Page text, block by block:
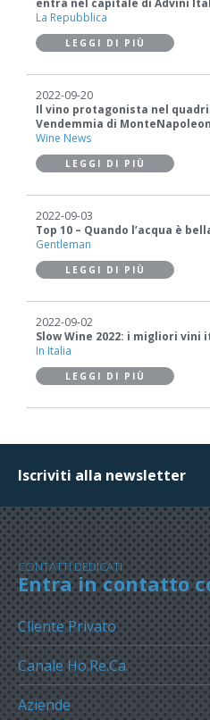
entra nel capitale di Advini
La Repubblica
LEGGI DI PIÙ
2022-09-20
Il vino protagonista nel
Vendemmia di
Wine News
LEGGI DI PIÙ
2022-09-03
Top 10 – Quando l’acqua è
Gentleman
LEGGI DI PIÙ
2022-09-02
Slow Wine 2022: i migliori
In Italia
LEGGI DI PIÙ
Iscriviti alla newsletter
CONTATTI DEDICATI
Entra in contatto
Cliente Privato
Canale Ho.Re.Ca.
Aziende